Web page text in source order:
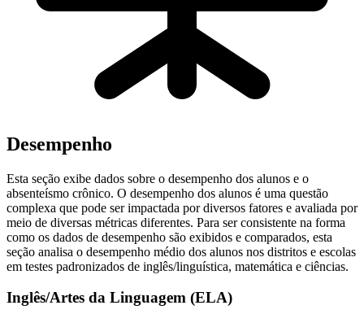
Desempenho
Esta seção exibe dados sobre o desempenho dos alunos e o
absenteísmo crônico. O desempenho dos alunos é uma questão
complexa que pode ser impactada por diversos fatores e avaliada por
meio de diversas métricas diferentes. Para ser consistente na forma
como os dados de desempenho são exibidos e comparados, esta
seção analisa o desempenho médio dos alunos nos distritos e escolas
em testes padronizados de inglês/linguística, matemática e ciências.
Inglês/Artes da Linguagem (ELA)